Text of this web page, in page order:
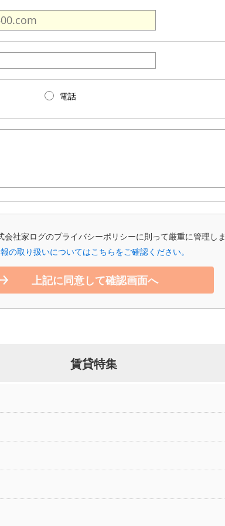
電話
会社家ログのプライバシーポリシーに則って厳重に管理し
の取り扱いについてはこちらをご確認ください。
上記に同意して確認画面へ
賃貸特集